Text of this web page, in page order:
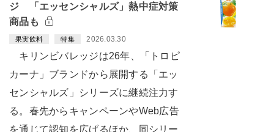
ジ 「エッセンシャルズ」熱中症対策
商品も
果実飲料 特集 2026.03.30
キリンビバレッジは26年、「トロピ
カーナ」ブランドから展開する「エッ
センシャルズ」シリーズに継続注力す
る。春先からキャンペーンやWeb広告
を通じて認知を広げるほか、同シリー